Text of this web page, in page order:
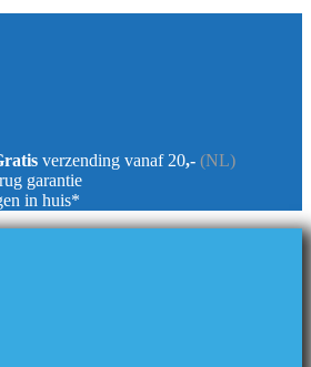
verzending vanaf 20,- (NL)
garantie
in huis*